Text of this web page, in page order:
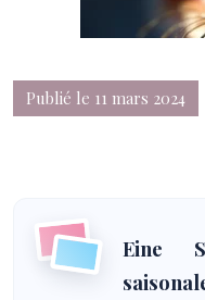
Publié le 11 mars 2024
Eine